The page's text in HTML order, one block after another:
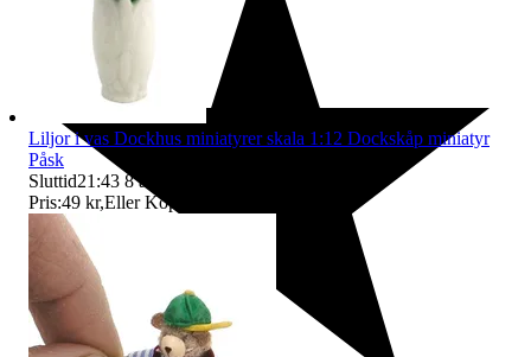
Liljor i vas Dockhus miniatyrer skala 1:12 Dockskåp miniatyr
Påsk
Sluttid21:43 8 aug 21:43
Pris:49 kr,Eller Köp nu